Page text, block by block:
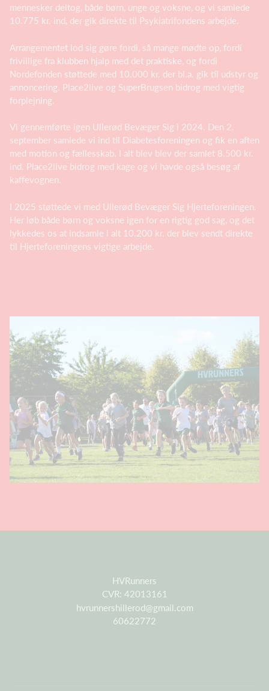
mennesker deltog, både børn, unge og voksne, og vi samlede
10.775 kr. ind, der gik direkte til Psykiatrifondens arbejde.
Arrangementet lod sig gøre fordi, så mange mødte op, fordi
frivillige fra klubben hjalp med det praktiske, og fordi
Nordefonden støttede med 10.000 kr. der bl.a. gik til udstyr og
annoncering. Place2live og SuperBrugsen bidrog med vigtig
forplejning.
Vi gennemførte igen Ullerød Bevæger Sig i 2024. Den 2.
september samlede vi ind til Diabetesforeningen og fik en aften
med motion og fællesskab. I alt blev blev der samlet 8.500 kr.
ind. Place2live bidrog med kage og vi havde også besøg af
kaffevognen.
I 2025 støttede vi med Ullerød Bevæger Sig Hjerteforeningen.
Her løb både børn og voksne igen for en rigtig god sag, og det
lykkedes os at indsamle i alt 10.200 kr. der blev sendt direkte
til Hjerteforeningens vigtige arbejde.
HVRunners
CVR: 42013161
hvrunnershillerod@gmail.com
60622772